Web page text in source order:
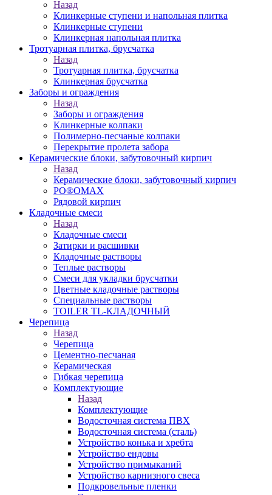
Назад
Клинкерные ступени и напольная плитка
Клинкерные ступени
Клинкерная напольная плитка
Тротуарная плитка, брусчатка
Назад
Тротуарная плитка, брусчатка
Клинкерная брусчатка
Заборы и ограждения
Назад
Заборы и ограждения
Клинкерные колпаки
Полимерно-песчаные колпаки
Перекрытие пролета забора
Керамические блоки, забутовочный кирпич
Назад
Керамические блоки, забутовочный кирпич
PO®OMAX
Рядовой кирпич
Кладочные смеси
Назад
Кладочные смеси
Затирки и расшивки
Кладочные растворы
Теплые растворы
Смеси для укладки брусчатки
Цветные кладочные растворы
Специальные растворы
TOILER TL-КЛАДОЧНЫЙ
Черепица
Назад
Черепица
Цементно-песчаная
Керамическая
Гибкая черепица
Комплектующие
Назад
Комплектующие
Водосточная система ПВХ
Водосточная система (сталь)
Устройство конька и хребта
Устройство ендовы
Устройство примыканий
Устройство карнизного свеса
Подкровельные пленки